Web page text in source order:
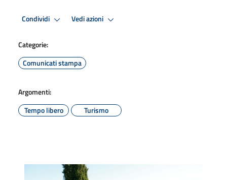
Condividi Vedi azioni
Categorie:
Comunicati stampa
Argomenti:
Tempo libero
Turismo